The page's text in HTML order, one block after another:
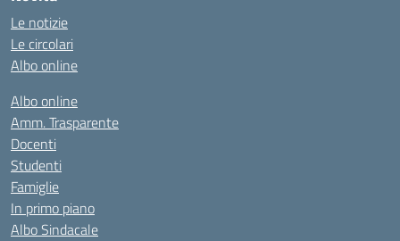
Le notizie
Le circolari
Albo online
Albo online
Amm. Trasparente
Docenti
Studenti
Famiglie
In primo piano
Albo Sindacale